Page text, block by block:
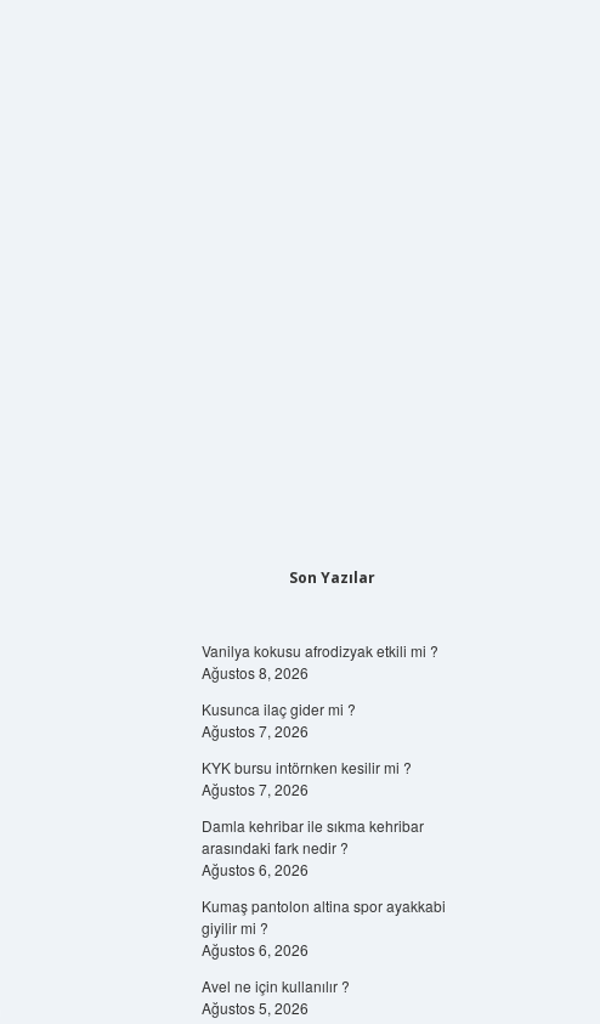
Son Yazılar
Vanilya kokusu afrodizyak etkili mi ?
Ağustos 8, 2026
Kusunca ilaç gider mi ?
Ağustos 7, 2026
KYK bursu intörnken kesilir mi ?
Ağustos 7, 2026
Damla kehribar ile sıkma kehribar
arasındaki fark nedir ?
Ağustos 6, 2026
Kumaş pantolon altina spor ayakkabi
giyilir mi ?
Ağustos 6, 2026
Avel ne için kullanılır ?
Ağustos 5, 2026